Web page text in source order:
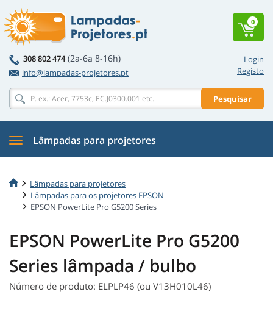
Login
Registo
308 802 474 (2a-6a 8-16h)
info@lampadas-projetores.pt
Pesquisar
0
Lâmpadas para projetores
Lâmpadas para projetores
Lâmpadas para os projetores EPSON
EPSON PowerLite Pro G5200 Series
EPSON PowerLite Pro G5200
Series lâmpada / bulbo
Número de produto: ELPLP46 (ou V13H010L46)